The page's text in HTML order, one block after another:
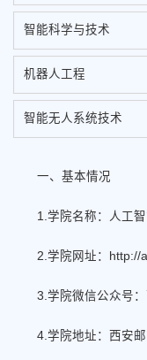
智能科学与技术
机器人工程
智能无人系统技术
一、基本情况
1.学院名称：人工
2.学院网址：http://
3.学院微信公众号
4.学院地址：西安